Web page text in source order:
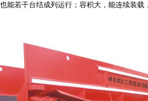
能若干台结成列运行；容积大，能连续装